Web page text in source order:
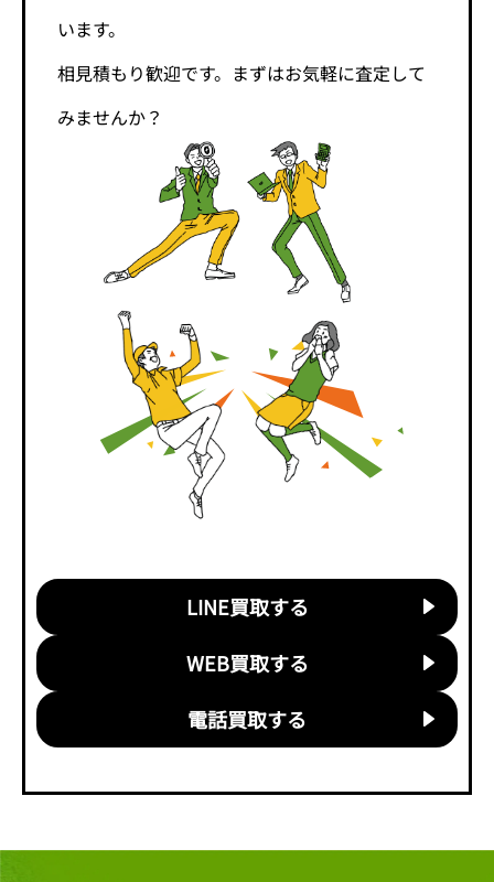
います。
相見積もり歓迎です。まずはお気軽に査定して
みませんか？
LINE買取する
WEB買取する
電話買取する